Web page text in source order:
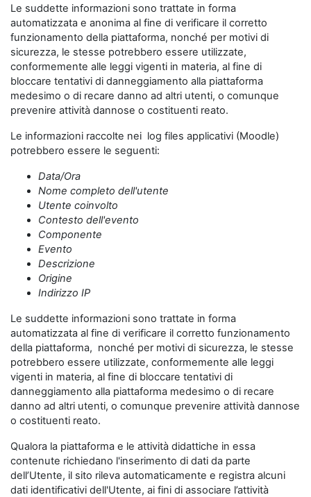
Le suddette informazioni sono trattate in forma
automatizzata e anonima al fine di verificare il corretto
funzionamento della piattaforma, nonché per motivi di
sicurezza, le stesse potrebbero essere utilizzate,
conformemente alle leggi vigenti in materia, al fine di
bloccare tentativi di danneggiamento alla piattaforma
medesimo o di recare danno ad altri utenti, o comunque
prevenire attività dannose o costituenti reato.
Le informazioni raccolte nei log files applicativi (Moodle)
potrebbero essere le seguenti:
Data/Ora
Nome completo dell'utente
Utente coinvolto
Contesto dell'evento
Componente
Evento
Descrizione
Origine
Indirizzo IP
Le suddette informazioni sono trattate in forma
automatizzata al fine di verificare il corretto funzionamento
della piattaforma, nonché per motivi di sicurezza, le stesse
potrebbero essere utilizzate, conformemente alle leggi
vigenti in materia, al fine di bloccare tentativi di
danneggiamento alla piattaforma medesimo o di recare
danno ad altri utenti, o comunque prevenire attività dannose
o costituenti reato.
Qualora la piattaforma e le attività didattiche in essa
contenute richiedano l'inserimento di dati da parte
dell’Utente, il sito rileva automaticamente e registra alcuni
dati identificativi dell'Utente, ai fini di associare l’attività